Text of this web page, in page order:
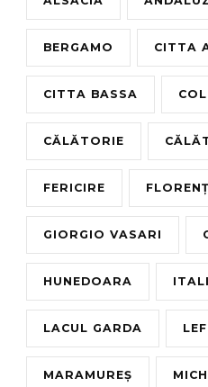
BERGAMO CITTA
CITTA BASSA
CĂLĂTORIE
FERICIRE
GIORGIO VASARI
HUNEDOARA
LACUL GARDA
MARAMUREȘ